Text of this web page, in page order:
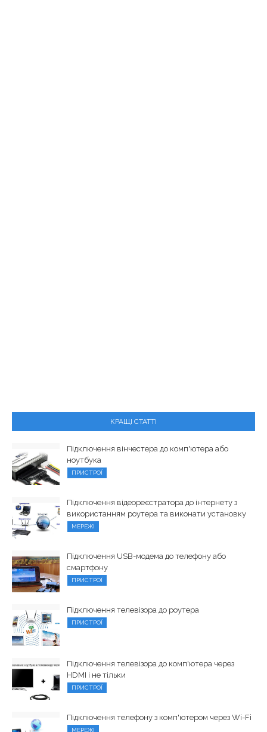
КРАЩІ СТАТТІ
Підключення вінчестера до комп'ютера або
ноутбука
ПРИСТРОЇ
Підключення відеореєстратора до інтернету з
використанням роутера та виконати установку
МЕРЕЖІ
Підключення USB-модема до телефону або
смартфону
ПРИСТРОЇ
Підключення телевізора до роутера
ПРИСТРОЇ
Підключення телевізора до комп'ютера через
HDMI і не тільки
ПРИСТРОЇ
Підключення телефону з комп'ютером через Wi-Fi
МЕРЕЖІ